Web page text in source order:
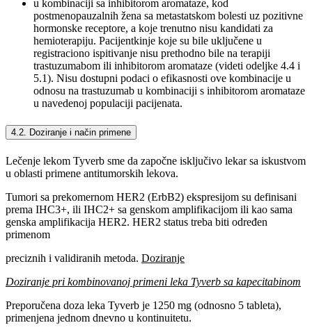
u kombinaciji sa inhibitorom aromataze, kod
postmenopauzalnih žena sa metastatskom bolesti uz pozitivne
hormonske receptore, a koje trenutno nisu kandidati za
hemioterapiju. Pacijentkinje koje su bile uključene u
registraciono ispitivanje nisu prethodno bile na terapiji
trastuzumabom ili inhibitorom aromataze (videti odeljke 4.4 i
5.1). Nisu dostupni podaci o efikasnosti ove kombinacije u
odnosu na trastuzumab u kombinaciji s inhibitorom aromataze
u navedenoj populaciji pacijenata.
4.2. Doziranje i način primene
Lečenje lekom Tyverb sme da započne isključivo lekar sa iskustvom
u oblasti primene antitumorskih lekova.
Tumori sa prekomernom HER2 (ErbB2) ekspresijom su definisani
prema IHC3+, ili IHC2+ sa genskom amplifikacijom ili kao sama
genska amplifikacija HER2. HER2 status treba biti određen
primenom
preciznih i validiranih metoda. Doziranje
Doziranje pri kombinovanoj primeni leka Tyverb sa kapecitabinom
Preporučena doza leka Tyverb je 1250 mg (odnosno 5 tableta),
primenjena jednom dnevno u kontinuitetu.